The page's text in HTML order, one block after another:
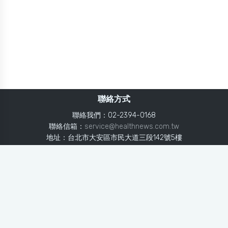
聯絡方式
聯絡我們：02-2394-0168
聯絡信箱： service@healthnews.com.tw
地址：台北市大安區市民大道三段142號5樓